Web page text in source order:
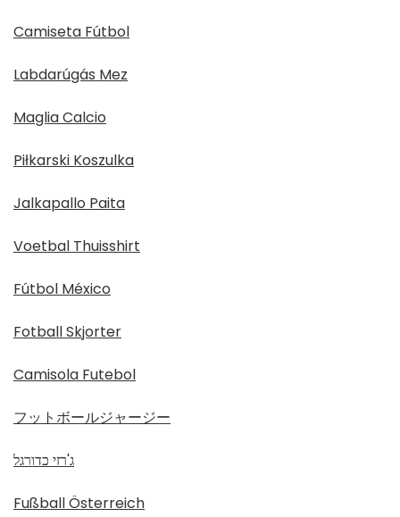
Camiseta Fútbol
Labdarúgás Mez
Maglia Calcio
Piłkarski Koszulka
Jalkapallo Paita
Voetbal Thuisshirt
Fútbol México
Fotball Skjorter
Camisola Futebol
フットボールジャージー
ג'רזי כדורגל
Fußball Österreich